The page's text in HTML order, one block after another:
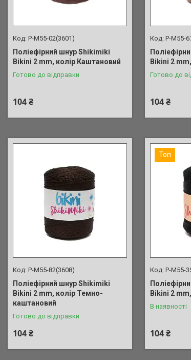
P-M55-02(3601)
Поліефірний шнур Shikimiki
Bikini 2 mm, колір Каштановий
Готово до відправки
104 ₴
P-M55-
Bikini 2
Готово до
104 ₴
P-M55-82(3608)
Поліефірний шнур Shikimiki
Bikini 2 mm, колір Темно-
каштановий
Готово до відправки
104 ₴
Топ
P-M55-
Bikini 2
В наявності
104 ₴